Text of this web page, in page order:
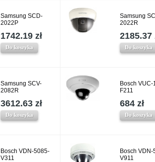
Samsung SCD-
2022P
1742.19 zł
Do koszyka
Samsung
2022R
2185.37
Do koszyka
Samsung SCV-
2082R
3612.63 zł
Do koszyka
Bosch VUC-
F211
684 zł
Do koszyka
Bosch VDN-5085-
V311
Bosch VDN-
V911